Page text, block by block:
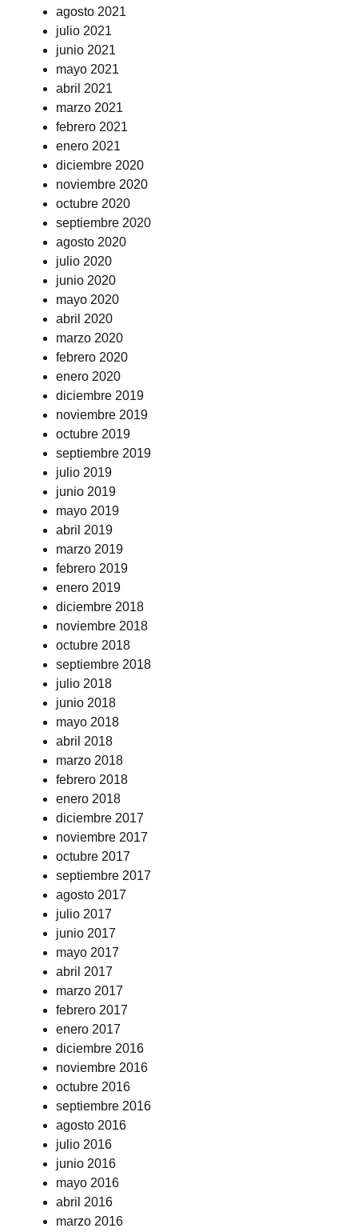
agosto 2021
julio 2021
junio 2021
mayo 2021
abril 2021
marzo 2021
febrero 2021
enero 2021
diciembre 2020
noviembre 2020
octubre 2020
septiembre 2020
agosto 2020
julio 2020
junio 2020
mayo 2020
abril 2020
marzo 2020
febrero 2020
enero 2020
diciembre 2019
noviembre 2019
octubre 2019
septiembre 2019
julio 2019
junio 2019
mayo 2019
abril 2019
marzo 2019
febrero 2019
enero 2019
diciembre 2018
noviembre 2018
octubre 2018
septiembre 2018
julio 2018
junio 2018
mayo 2018
abril 2018
marzo 2018
febrero 2018
enero 2018
diciembre 2017
noviembre 2017
octubre 2017
septiembre 2017
agosto 2017
julio 2017
junio 2017
mayo 2017
abril 2017
marzo 2017
febrero 2017
enero 2017
diciembre 2016
noviembre 2016
octubre 2016
septiembre 2016
agosto 2016
julio 2016
junio 2016
mayo 2016
abril 2016
marzo 2016